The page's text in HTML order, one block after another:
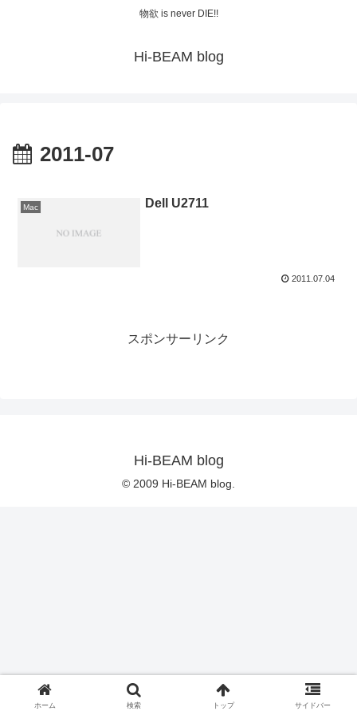
物欲 is never DIE!!
Hi-BEAM blog
2011-07
Mac Dell U2711
2011.07.04
スポンサーリンク
Hi-BEAM blog
© 2009 Hi-BEAM blog.
ホーム 検索 トップ サイドバー